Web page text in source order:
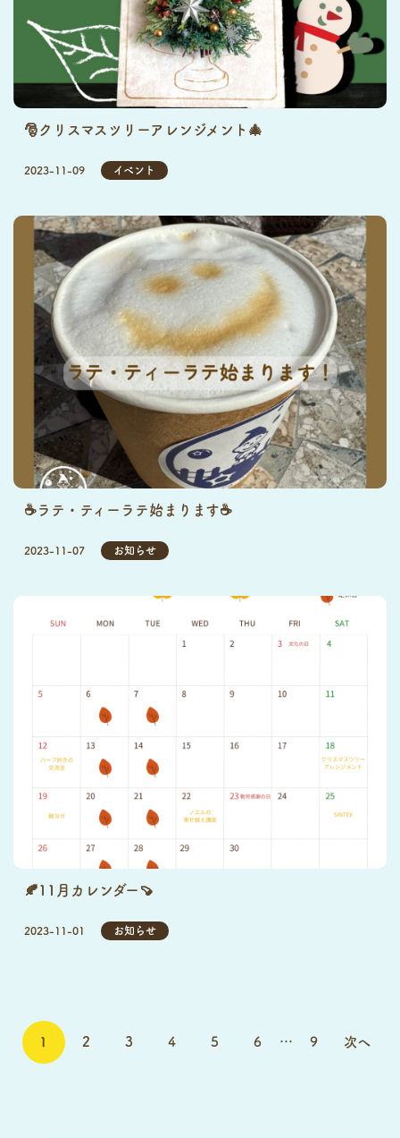
🎅クリスマスツリーアレンジメント🎄
2023-11-09 イベント
☕ラテ・ティーラテ始まります☕
2023-11-07 お知らせ
🍂11月カレンダー🍠
2023-11-01 お知らせ
投
稿
1 2 3 4 5 6 … 9 次へ